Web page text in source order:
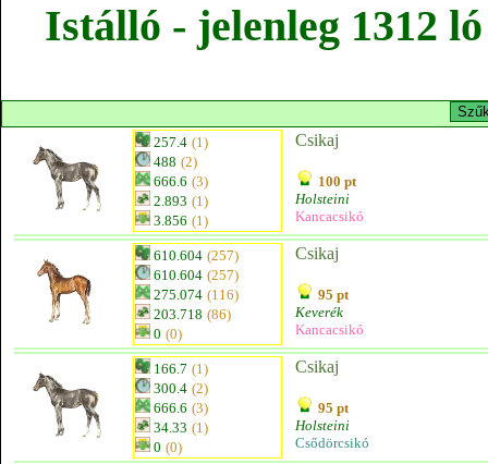
Istálló - jelenleg 1312
257.4 (1)
488 (2)
666.6 (3)
2.893 (1)
3.856 (1)
Csikaj
100 pt
Holsteini
Kancacsikó
610.604 (257)
610.604 (257)
275.074 (116)
203.718 (86)
0 (0)
Csikaj
95 pt
Keverék
Kancacsikó
166.7 (1)
300.4 (2)
666.6 (3)
34.33 (1)
0 (0)
Csikaj
95 pt
Holsteini
Csődörcsikó